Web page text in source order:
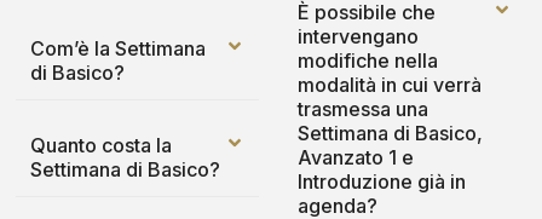
Com’è la Settimana
di Basico?
Quanto costa la
Settimana di Basico?
È possibile che
intervengano
modifiche nella
modalità in cui verrà
trasmessa una
Settimana di Basico,
Avanzato 1 e
Introduzione già in
agenda?